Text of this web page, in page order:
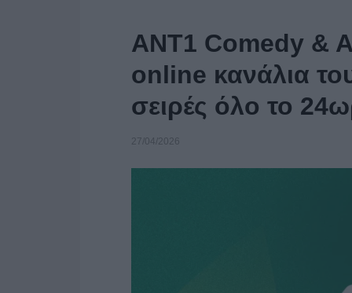
ANT1 Comedy &
online κανάλια
σειρές όλο το
27/04/2026